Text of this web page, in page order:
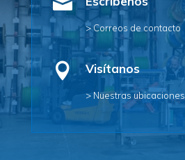
> Correos de contacto
 Visítanos
> Nuestras ubicaciones